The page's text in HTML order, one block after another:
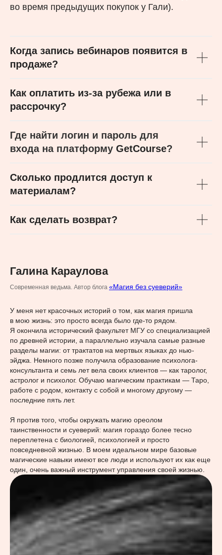
во время предыдущих покупок у Гали).
Когда запись вебинаров появится в
продаже?
Как оплатить из-за рубежа или в
рассрочку?
Где найти логин и пароль для
входа на платформу GetCourse?
Сколько продлится доступ к
материалам?
Как сделать возврат?
Галина Караулова
Современная ведьма. Автор блога «Магия без суеверий»
У меня нет красочных историй о том, как магия пришла
в мою жизнь: это просто всегда было где-то рядом.
Я окончила исторический факультет МГУ со специализацией
по древней истории, а параллельно изучала самые разные
разделы магии: от трактатов на мертвых языках до нью-
эйджа. Немного позже получила образование психолога-
консультанта и семь лет вела своих клиентов — как таролог,
астролог и психолог. Обучаю магическим практикам — Таро,
работе с родом, контакту с собой и многому другому —
последние пять лет.
Я против того, чтобы окружать магию ореолом
таинственности и суеверий: магия гораздо более тесно
переплетена с биологией, психологией и просто
повседневной жизнью. В моем идеальном мире базовые
магические навыки имеют все люди и используют их как еще
один, очень важный инструмент управления своей жизнью.